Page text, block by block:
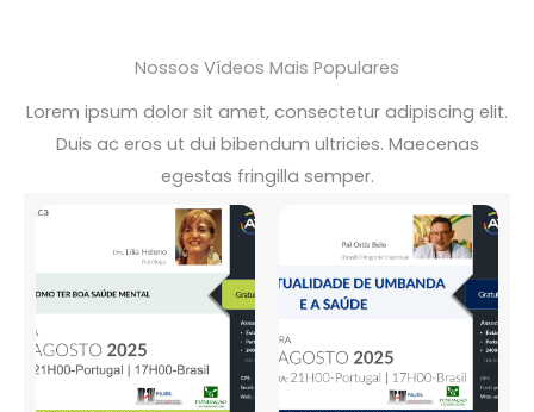
Nossos Vídeos Mais Populares
Lorem ipsum dolor sit amet, consectetur adipiscing elit.
Duis ac eros ut dui bibendum ultricies. Maecenas
egestas fringilla semper.